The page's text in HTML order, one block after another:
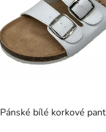
Pánské bílé korkové